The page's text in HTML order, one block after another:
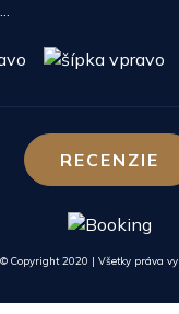
RECENZIE
© Copyright 2020 | Všetky práva